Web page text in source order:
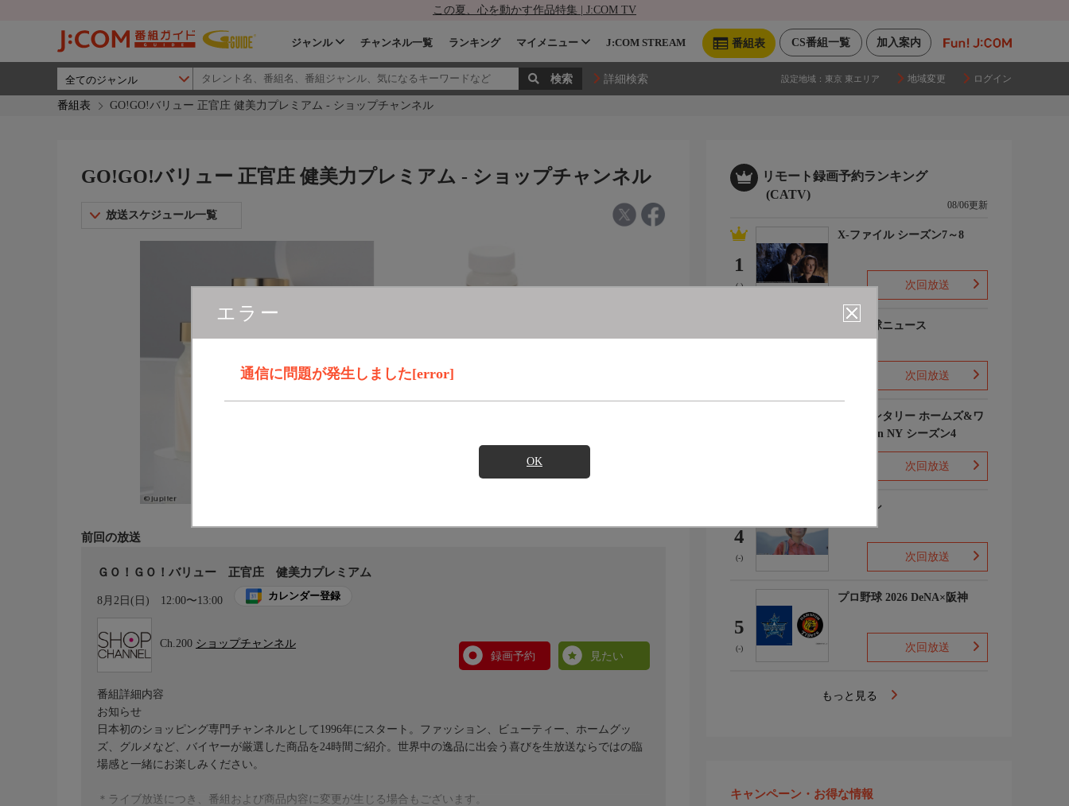
この夏、心を動かす作品特集 | J:COM TV
加入案内
CS番組一覧
番組表
ジャンル チャンネル一覧 ランキング マイメニュー J:COM STREAM
詳細検索 設定地域： 東京 東エリア 地域変更 ログイン
番組表 GO!GO!バリュー 正官庄 健美力プレミアム - ショップチャンネル
エラー
通信に問題が発生しました[error]
OK
GO!GO!バリュー 正官庄 健美力プレミアム - ショップチャンネル
放送スケジュール一覧
前回の放送
ＧＯ！ＧＯ！バリュー 正官庄 健美力プレミアム
8月2日(日) 12:00〜13:00 カレンダー登録
Ch.200 ショップチャンネル
録画予約
見たい
番組詳細内容
お知らせ
日本初のショッピング専門チャンネルとして1996年にスタート。ファッション、ビューティー、ホームグッ
ズ、グルメなど、バイヤーが厳選した商品を24時間ご紹介。世界中の逸品に出会う喜びを生放送ならではの臨
場感と一緒にお楽しみください。
＊ライブ放送につき、番組および商品内容に変更が生じる場合もございます。
リモート録画予約ランキング
(CATV)
08/06更新
1
(-)
X-ファイル シーズン7～8
次回放送
プロ野球ニュース
次回放送
エレメンタリー ホームズ&ワ
トソン in NY シーズン4
次回放送
4
(-)
下山メシ
次回放送
5
(-)
プロ野球 2026 DeNA×阪神
次回放送
もっと見る
キャンペーン・お得な情報